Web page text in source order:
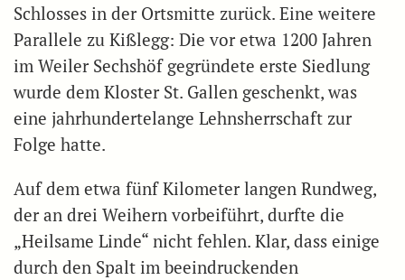
Schlosses in der Ortsmitte zurück. Eine weitere
Parallele zu Kißlegg: Die vor etwa 1200 Jahren
im Weiler Sechshöf gegründete erste Siedlung
wurde dem Kloster St. Gallen geschenkt, was
eine jahrhundertelange Lehnsherrschaft zur
Folge hatte.
Auf dem etwa fünf Kilometer langen Rundweg,
der an drei Weihern vorbeiführt, durfte die
„Heilsame Linde“ nicht fehlen. Klar, dass einige
durch den Spalt im beeindruckenden